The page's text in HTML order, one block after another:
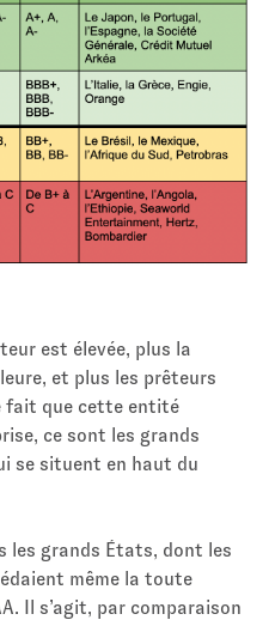
est élevée, plus la
et plus les prêteurs
fait que cette entité
ce sont les grands
se situent en haut du
les grands États, dont les
même la toute
Il s’agit, par comparaison